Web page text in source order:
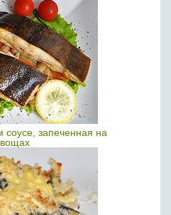
соусе, запеченная на